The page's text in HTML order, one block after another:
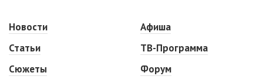
Новости
Статьи
Сюжеты
Афиша
ТВ-Программа
Форум